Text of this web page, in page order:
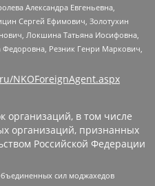
Александра Евгеньевна,
Сергей Ефимович, Золотухин
Локшина Татьяна Иосифовна,
Резник Генри Маркович,
NKOForeignAgent.aspx
в том числе
организаций, признанных
Российской Федерации
сил моджахедов